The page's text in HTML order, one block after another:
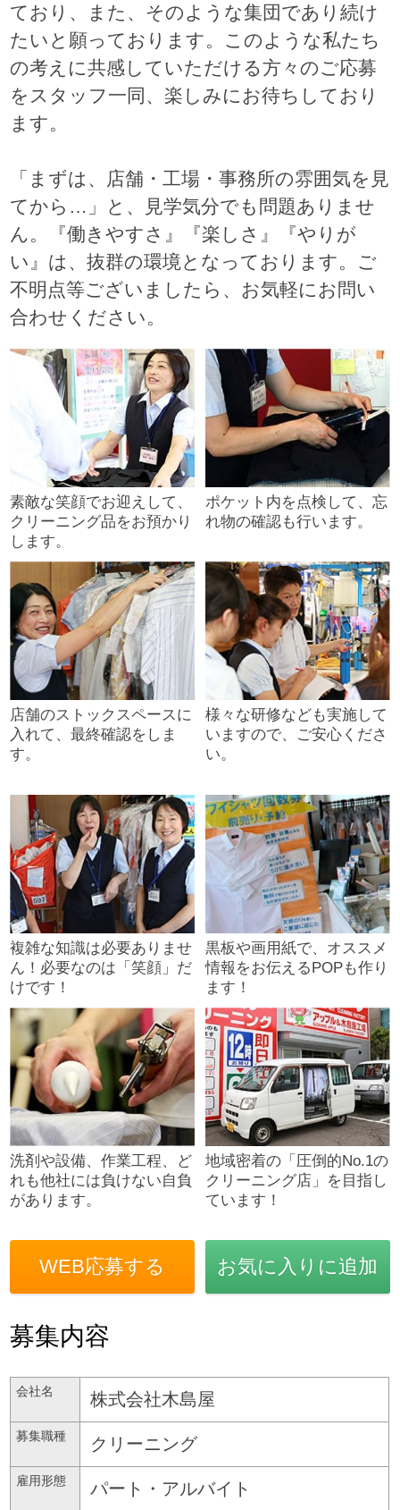
ており、また、そのような集団であり続け
たいと願っております。このような私たち
の考えに共感していただける方々のご応募
をスタッフ一同、楽しみにお待ちしており
ます。
「まずは、店舗・工場・事務所の雰囲気を見
てから…」と、見学気分でも問題ありませ
ん。『働きやすさ』『楽しさ』『やりが
い』は、抜群の環境となっております。ご
不明点等ございましたら、お気軽にお問い
合わせください。
素敵な笑顔でお迎えして、
クリーニング品をお預かり
します。
ポケット内を点検して、忘
れ物の確認も行います。
店舗のストックスペースに
入れて、最終確認をしま
す。
様々な研修なども実施して
いますので、ご安心くださ
い。
複雑な知識は必要ありませ
ん！必要なのは「笑顔」だ
けです！
黒板や画用紙で、オススメ
情報をお伝えるPOPも作り
ます！
洗剤や設備、作業工程、ど
れも他社には負けない自負
があります。
地域密着の「圧倒的No.1の
クリーニング店」を目指し
ています！
WEB応募する お気に入りに追加
募集内容
会社名 株式会社木島屋
募集職種 クリーニング
雇用形態 パート・アルバイト